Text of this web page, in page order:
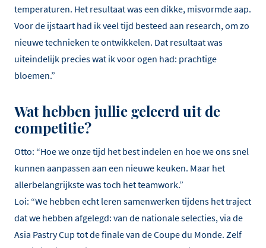
temperaturen. Het resultaat was een dikke, misvormde aap.
Voor de ijstaart had ik veel tijd besteed aan research, om zo
nieuwe technieken te ontwikkelen. Dat resultaat was
uiteindelijk precies wat ik voor ogen had: prachtige
bloemen.”
Wat hebben jullie geleerd uit de
competitie?
Otto: “Hoe we onze tijd het best indelen en hoe we ons snel
kunnen aanpassen aan een nieuwe keuken. Maar het
allerbelangrijkste was toch het teamwork.”
Loi: “We hebben echt leren samenwerken tijdens het traject
dat we hebben afgelegd: van de nationale selecties, via de
Asia Pastry Cup tot de finale van de Coupe du Monde. Zelf